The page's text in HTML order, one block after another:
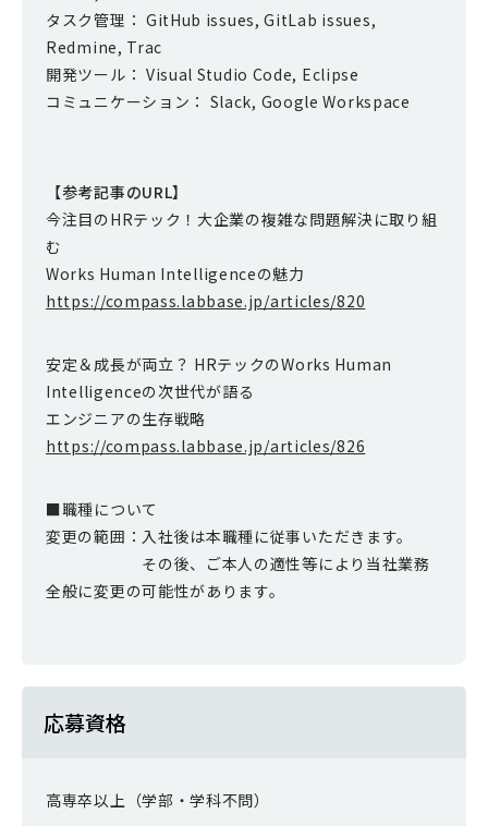
タスク管理： GitHub issues, GitLab issues,
Redmine, Trac
開発ツール： Visual Studio Code, Eclipse
コミュニケーション： Slack, Google Workspace
【参考記事のURL】
今注目のHRテック！大企業の複雑な問題解決に取り組
む
Works Human Intelligenceの魅力
https://compass.labbase.jp/articles/820
安定＆成長が両立？ HRテックのWorks Human
Intelligenceの次世代が語る
エンジニアの生存戦略
https://compass.labbase.jp/articles/826
■職種について
変更の範囲：入社後は本職種に従事いただきます。
その後、ご本人の適性等により当社業務
全般に変更の可能性があります。
応募資格
高専卒以上（学部・学科不問）